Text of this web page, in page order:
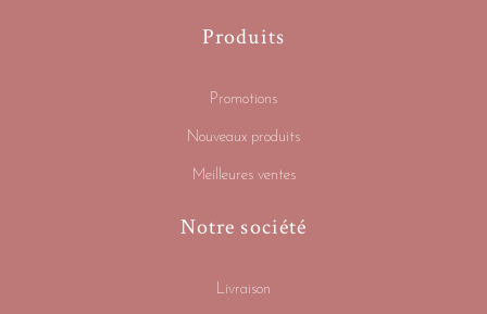
Produits
Promotions
Nouveaux produits
Meilleures ventes
Notre société
Livraison